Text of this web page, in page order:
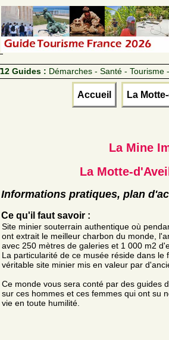
12 Guides : Démarches - Santé - Tourisme
Accueil La
La Mine
La Motte-
Informations pratiques, plan
Ce qu'il faut savoir :
Site minier souterrain authentique où
ont extrait le meilleur charbon du monde,
avec 250 mètres de galeries et 1 000 m2
La particularité de ce musée réside dans le
véritable site minier mis en valeur par
Ce monde vous sera conté par des guides
sur ces hommes et ces femmes qui ont su
vie en toute humilité.